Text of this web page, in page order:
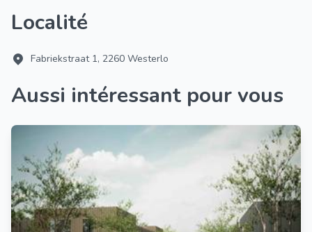
Localité
Fabriekstraat 1, 2260 Westerlo
Aussi intéressant pour vous